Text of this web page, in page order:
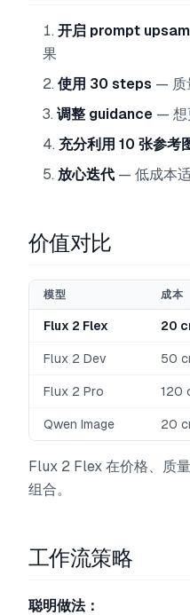
开启 prompt
果
使用 30 steps — 质
调整 guidance — 想
充分利用 10 张参考
放心迭代 — 低成本
价值对比
模型 成本
Flux 2 Flex 20
Flux 2 Dev 50
Flux 2 Pro 120
Qwen Image 20
Flux 2 Flex 在价格、质
组合。
工作流策略
聪明做法：